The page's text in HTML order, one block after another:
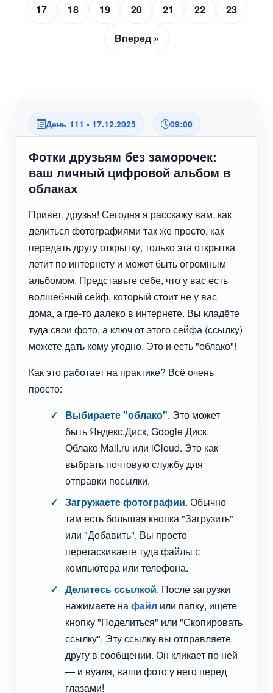
17 18 19 20 21 22 23
Вперед »
День 111 - 17.12.2025 09:00
Фотки друзьям без заморочек:
ваш личный цифровой альбом в
облаках
Привет, друзья! Сегодня я расскажу вам, как
делиться фотографиями так же просто, как
передать другу открытку, только эта открытка
летит по интернету и может быть огромным
альбомом. Представьте себе, что у вас есть
волшебный сейф, который стоит не у вас
дома, а где-то далеко в интернете. Вы кладёте
туда свои фото, а ключ от этого сейфа (ссылку)
можете дать кому угодно. Это и есть "облако"!
Как это работает на практике? Всё очень
просто:
Выбираете "облако". Это может
быть Яндекс.Диск, Google Диск,
Облако Mail.ru или iCloud. Это как
выбрать почтовую службу для
отправки посылки.
Загружаете фотографии. Обычно
там есть большая кнопка "Загрузить"
или "Добавить". Вы просто
перетаскиваете туда файлы с
компьютера или телефона.
Делитесь ссылкой. После загрузки
нажимаете нафайл или папку, ищете
кнопку "Поделиться" или "Скопировать
ссылку". Эту ссылку вы отправляете
другу в сообщении. Он кликает по ней
— и вуаля, ваши фото у него перед
глазами!